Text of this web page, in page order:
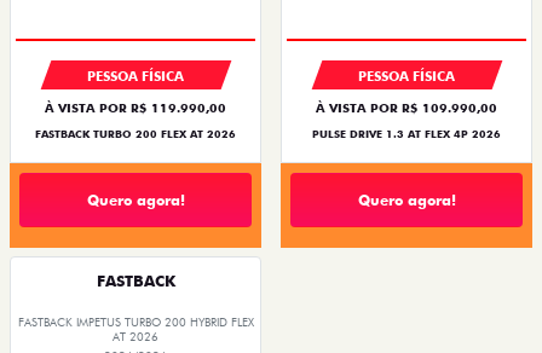
PESSOA FÍSICA
À VISTA POR R$ 119.990,00
FASTBACK TURBO 200 FLEX AT 2026
Quero agora!
PESSOA FÍSICA
À VISTA POR R$ 109.990,00
PULSE DRIVE 1.3 AT FLEX 4P 2026
Quero agora!
FASTBACK
FASTBACK IMPETUS TURBO 200 HYBRID FLEX
AT 2026